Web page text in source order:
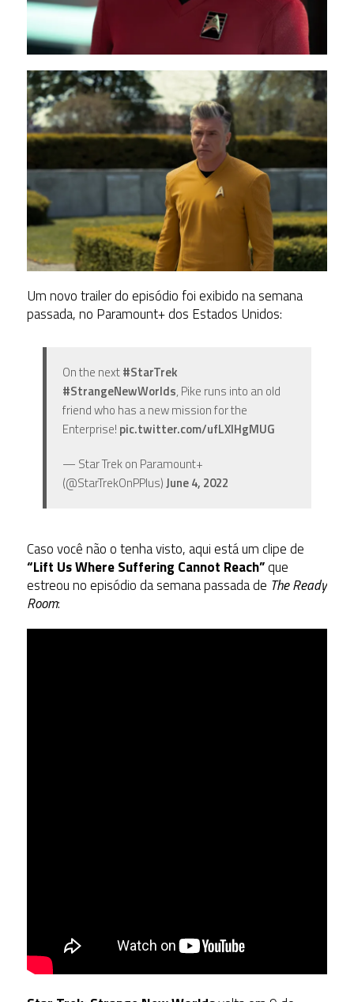
Um novo trailer do episódio foi exibido na semana
passada, no Paramount+ dos Estados Unidos:
On the next#StarTrek
#StrangeNewWorlds, Pike runs into an old
friend who has a new mission for the
Enterprise! pic.twitter.com/ufLXIHgMUG
— Star Trek on Paramount+
(@StarTrekOnPPlus)June 4, 2022
Caso você não o tenha visto, aqui está um clipe de
“Lift Us Where Suffering Cannot Reach”que
estreou no episódio da semana passada de The Ready
Room: